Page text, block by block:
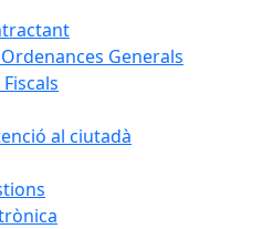
Generals
al ciutadà